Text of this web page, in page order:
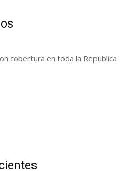
cobertura en toda la República